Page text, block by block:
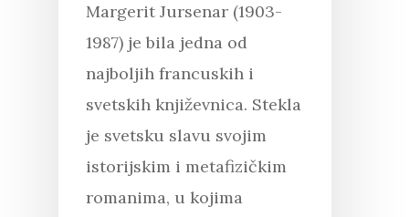
Pritisnite "Enter" da pretražite ili
"Esc" da izađete
Margerit Jursenar (1903-
1987) je bila jedna od
najboljih francuskih i
svetskih književnica. Stekla
je svetsku slavu svojim
istorijskim i metafizičkim
romanima, u kojima